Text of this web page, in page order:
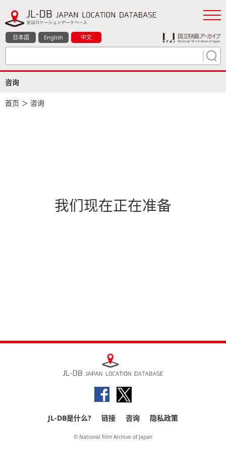
日本語 English 中文
咨询
首页 ＞ 咨询
我们现在正在准备
JL-DB是什么? 链接 咨询 隐私政策
© National Film Archive of Japan